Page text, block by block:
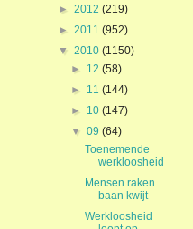
► 2012 (219)
► 2011 (952)
▼ 2010 (1150)
► 12(58)
► 11(144)
► 10(147)
▼09(64)
Toenemende
werkloosheid
Mensen raken
baan kwijt
Werkloosheid